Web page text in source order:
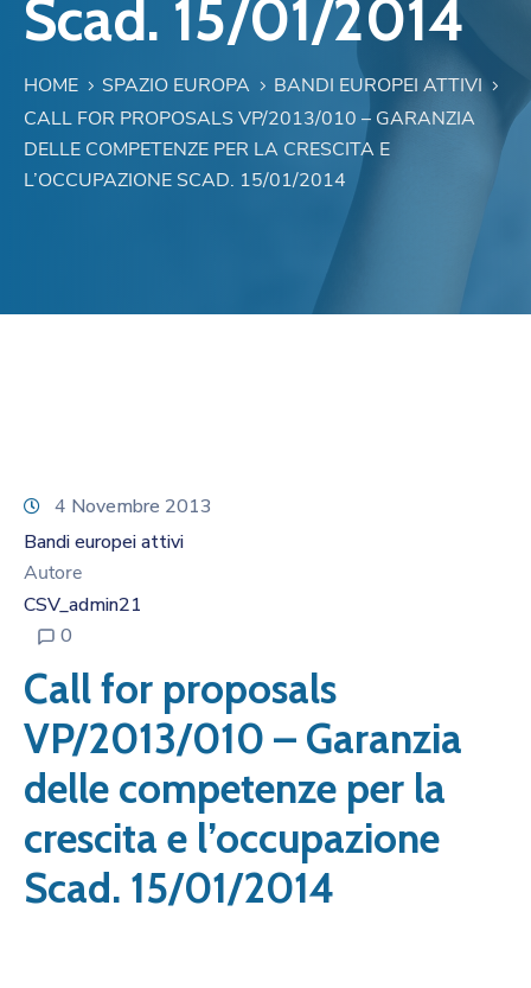
Scad. 15/01/2014
HOME SPAZIO EUROPA
BANDI EUROPEI ATTIVI
CALL FOR PROPOSALS VP/2013/010 – GARANZIA
DELLE COMPETENZE PER LA CRESCITA E
L’OCCUPAZIONE SCAD. 15/01/2014
4 Novembre 2013
Bandi europei attivi
Autore
CSV_admin21
0
Call for proposals
VP/2013/010 – Garanzia
delle competenze per la
crescita e l’occupazione
Scad. 15/01/2014